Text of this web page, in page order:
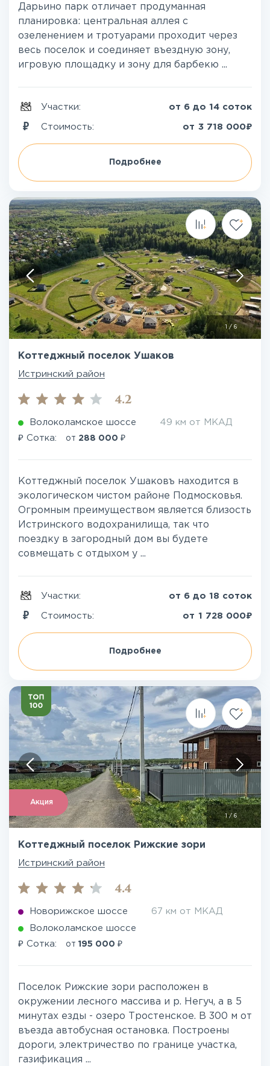
Дарьино парк отличает продуманная
планировка: центральная аллея с
озеленением и тротуарами проходит через
весь поселок и соединяет въездную зону,
игровую площадку и зону для барбекю ...
Участки: от 6 до 14 соток
Стоимость: от 3 718 000₽
Подробнее
/ 6
Коттеджный поселок Ушаков
Истринский район
4.2
Волоколамское шоссе 49 км от МКАД
₽ Сотка: от 288 000 ₽
Коттеджный поселок Ушаковъ находится в
экологическом чистом районе Подмосковья.
Огромным преимуществом является близость
Истринского водохранилища, так что
поездку в загородный дом вы будете
совмещать с отдыхом у ...
Участки: от 6 до 18 соток
Стоимость: от 1 728 000₽
Подробнее
Акция
1 /6
Коттеджный поселок Рижские зори
Истринский район
4.4
Новорижское шоссе 67 км от МКАД
Волоколамское шоссе
₽ Сотка: от 195 000 ₽
Поселок Рижские зори расположен в
окружении лесного массива и р. Негуч, а в 5
минутах езды - озеро Тростенское. В 300 м от
въезда автобусная остановка. Построены
дороги, электричество по границе участка,
газификация ...